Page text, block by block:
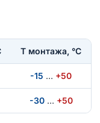
Т монтажа, °С
-15 … +50
-30 … +50